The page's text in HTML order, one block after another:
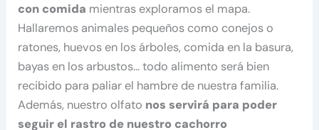
con comida mientras exploramos el mapa.
Hallaremos animales pequeños como conejos o
ratones, huevos en los árboles, comida en la basura,
bayas en los arbustos… todo alimento será bien
recibido para paliar el hambre de nuestra familia.
Además, nuestro olfato nos servirá para poder
seguir el rastro de nuestro cachorro